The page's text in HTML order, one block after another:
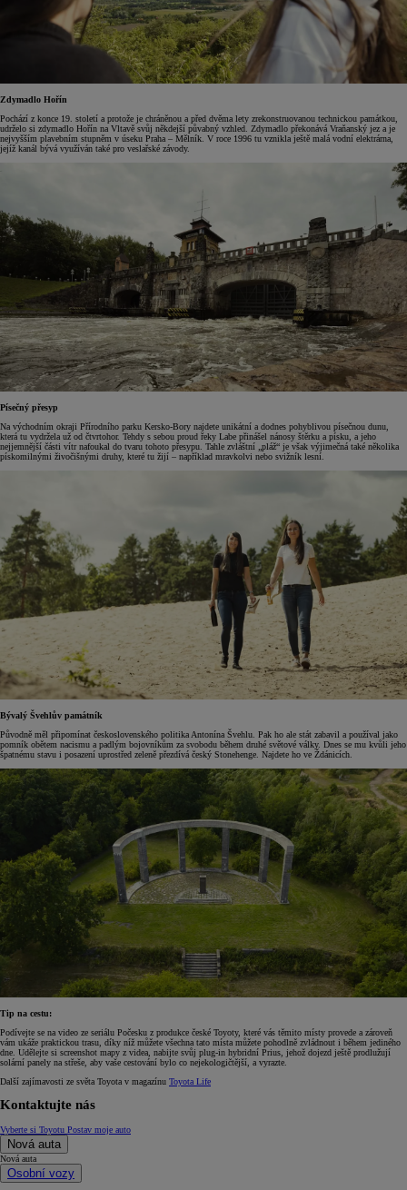
Zdymadlo Hořín
Pochází z konce 19. století a protože je chráněnou a před dvěma lety zrekonstruovanou technickou památkou,
udrželo si zdymadlo Hořín na Vltavě svůj někdejší půvabný vzhled. Zdymadlo překonává Vraňanský jez a je
nejvyšším plavebním stupněm v úseku Praha – Mělník. V roce 1996 tu vznikla ještě malá vodní elektrárna,
jejíž kanál bývá využíván také pro veslařské závody.
Písečný přesyp
Na východním okraji Přírodního parku Kersko-Bory najdete unikátní a dodnes pohyblivou písečnou dunu,
která tu vydržela už od čtvrtohor. Tehdy s sebou proud řeky Labe přinášel nánosy štěrku a písku, a jeho
nejjemnější části vítr nafoukal do tvaru tohoto přesypu. Tahle zvláštní „pláž“ je však výjimečná také několika
pískomilnými živočišnými druhy, které tu žijí – například mravkolvi nebo svižník lesní.
Bývalý Švehlův památník
Původně měl připomínat československého politika Antonína Švehlu. Pak ho ale stát zabavil a používal jako
pomník obětem nacismu a padlým bojovníkům za svobodu během druhé světové války. Dnes se mu kvůli jeho
špatnému stavu i posazení uprostřed zeleně přezdívá český Stonehenge. Najdete ho ve Ždánicích.
Tip na cestu:
Podívejte se na video ze seriálu Počesku z produkce české Toyoty, které vás těmito místy provede a zároveň
vám ukáže praktickou trasu, díky níž můžete všechna tato místa můžete pohodlně zvládnout i během jediného
dne. Udělejte si screenshot mapy z videa, nabijte svůj plug-in hybridní Prius, jehož dojezd ještě prodlužují
solární panely na střeše, aby vaše cestování bylo co nejekologičtější, a vyrazte.
Další zajímavosti ze světa Toyota v magazínu Toyota Life
Kontaktujte nás
Vyberte si Toyotu Postav moje auto
Nová auta
Nová auta
Osobní vozy